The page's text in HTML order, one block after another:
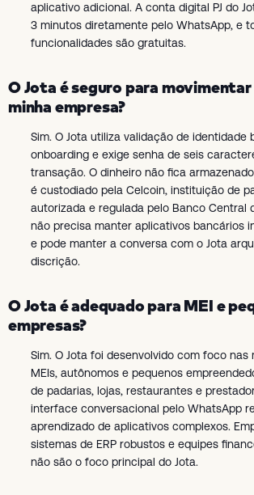
aplicativo adicional. A conta digital PJ do
3 minutos diretamente pelo WhatsApp, e
funcionalidades são gratuitas.
O Jota é seguro para
minha empresa?
Sim. O Jota utiliza validação de identidade
onboarding e exige senha de seis
transação. O dinheiro não fica
é custodiado pela Celcoin, instituição de
autorizada e regulada pelo Banco Central
não precisa manter aplicativos bancários
e pode manter a conversa com o Jota
discrição.
O Jota é adequado para MEI e
empresas?
Sim. O Jota foi desenvolvido com foco nas
MEIs, autônomos e pequenos
de padarias, lojas, restaurantes e
interface conversacional pelo WhatsApp
aprendizado de aplicativos complexos.
sistemas de ERP robustos e equipes
não são o foco principal do Jota.